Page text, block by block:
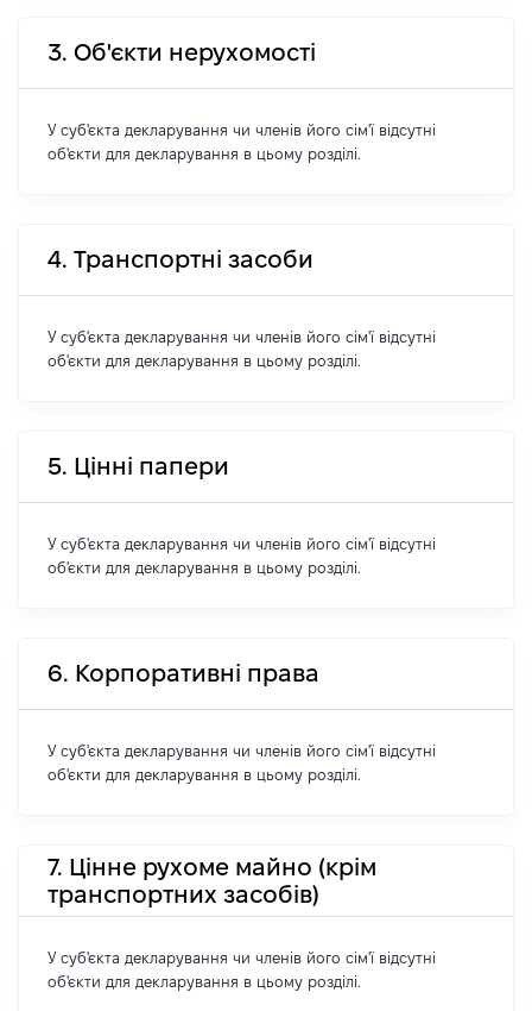
3. Об'єкти нерухомості
У суб'єкта декларування чи членів його сім'ї відсутні
об'єкти для декларування в цьому розділі.
4. Транспортні засоби
У суб'єкта декларування чи членів його сім'ї відсутні
об'єкти для декларування в цьому розділі.
5. Цінні папери
У суб'єкта декларування чи членів його сім'ї відсутні
об'єкти для декларування в цьому розділі.
6. Корпоративні права
У суб'єкта декларування чи членів його сім'ї відсутні
об'єкти для декларування в цьому розділі.
7. Цінне рухоме майно (крім
транспортних засобів)
У суб'єкта декларування чи членів його сім'ї відсутні
об'єкти для декларування в цьому розділі.